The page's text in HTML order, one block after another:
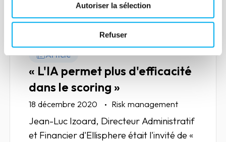
Autoriser la sélection
Refuser
Article
« L'IA permet plus d'efficacité
dans le scoring »
18 décembre 2020 Risk management
Jean-Luc Izoard, Directeur Administratif
et Financier d'Ellisphere était l'invité de «